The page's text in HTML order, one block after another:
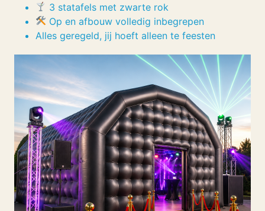
3 statafels met zwarte rok
Op en afbouw volledig inbegrepen
Alles geregeld, jij hoeft alleen te feesten